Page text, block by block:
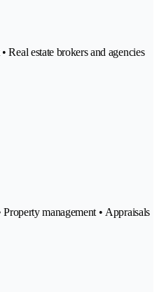
Real estate brokers and agencies
management • Appraisals